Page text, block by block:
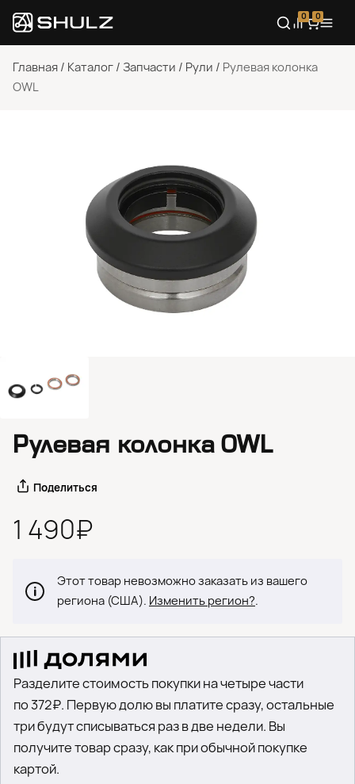
0 0
Главная / Каталог / Запчасти / Рули / Рулевая колонка
OWL
Рулевая колонка OWL
Поделиться
1 490₽
Этот товар невозможно заказать из вашего
региона (США). Изменить регион?.
Разделите стоимость покупки на четыре части
по 372₽. Первую долю вы платите сразу, остальные
три будут списываться раз в две недели. Вы
получите товар сразу, как при обычной покупке
картой.